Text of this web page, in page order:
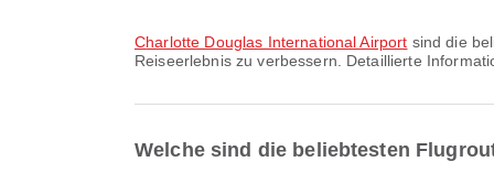
Charlotte Douglas International Airport sind die
Reiseerlebnis zu verbessern. Detaillierte
Welche sind die beliebtesten